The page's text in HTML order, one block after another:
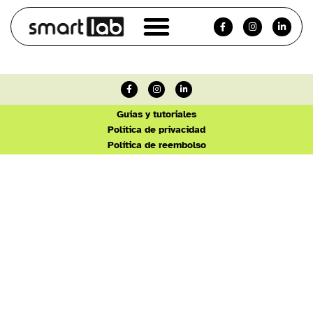
Guías y tutoriales
Política de privacidad
Política de reembolso